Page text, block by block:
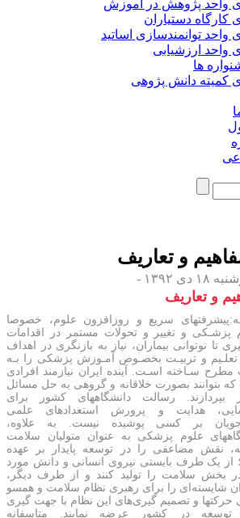
واحد پژوهش در آموزش
دستیاران
توانمندسازی اساتید
ارزشیابی
ها
دانش پژوهی
و تعاریف
۱۳۹۲ -
و تعاریف
سریع و روزافزون علوم، خصوصا
پزشـکی و تغییر و تحولات مستمر در اقدامات
تا نوتوانی بیماران، نیاز به بازنگری در اهداف
و تربیـت بخصـوص آمـوزش پزشکی را بـه
سـاخته اسـت. آینده ایران نیازمند افرادی
بتوانند بصورت خلاقانه و گروهی به حل مسائل
رسالت دانشگاههای کشور برای
هدایت و پرورش استعداد‌های علمی
بر کسی پوشیده نیست. به علاوه،
علوم پزشکی به عنوان متولیان سلامت
نقش مضاعفی را در توسعه پایدار بر عهده
از یک طرف بایستی نیروی انسانی و دانش مورد
بخش سلامت را تولید کنند و از طرف دیگر،
شایسته‌ای را برای رهبری نظام سلامت و همسو
و تصمیم گیری‌های این نظام با جهت گیری
در کشور عرضه نمایند. متاسفانه